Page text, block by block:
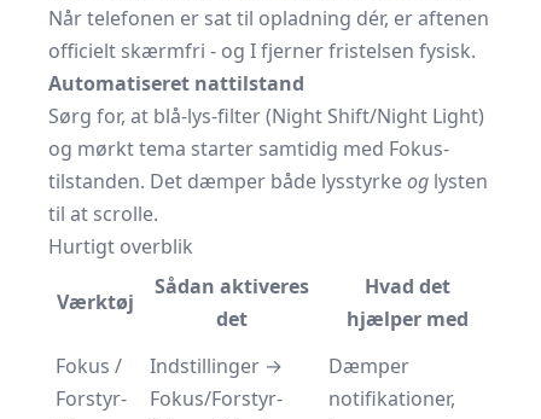
Når telefonen er sat til opladning dér, er aftenen
officielt skærmfri - og I fjerner fristelsen fysisk.
Automatiseret nattilstand
Sørg for, at blå-lys-filter (Night Shift/Night Light)
og mørkt tema starter samtidig med Fokus-
tilstanden. Det dæmper både lysstyrkeog lysten
til at scrolle.
Hurtigt overblik
Værktøj
Sådan aktiveres
det
Hvad det
hjælper med
Fokus /
Forstyr-
Indstillinger →
Fokus/Forstyr-
Dæmper
notifikationer,